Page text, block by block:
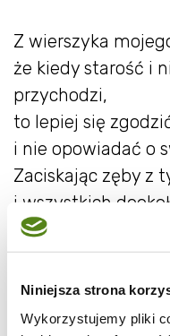
Niniejsza strona
Wykorzystujemy pliki
Z wierszyka
że kiedy starość i
przychodzi,
to lepiej się
i nie opowiadać o
Zaciskając zęby z
i wszystkich
Powiadają, że
i kiedy spać się
"Uszy" mam w